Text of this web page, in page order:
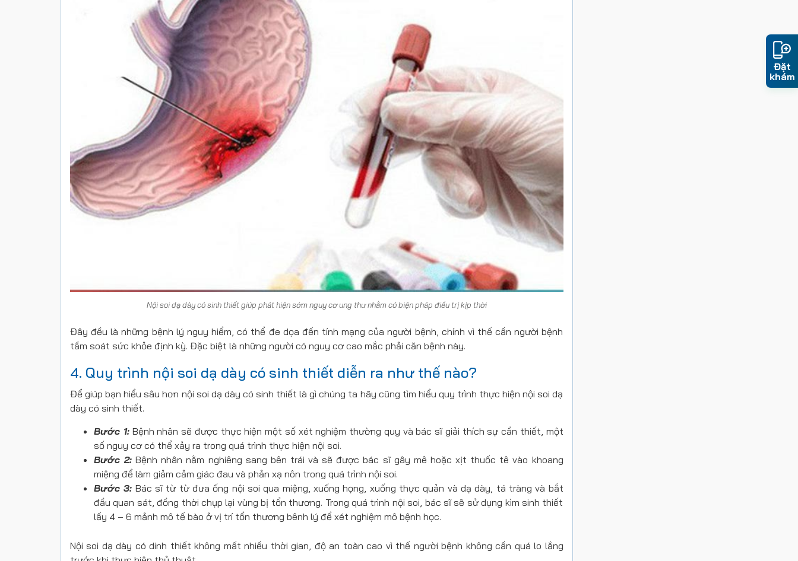
Nội soi dạ dày có sinh thiết giúp phát hiện sớm nguy cơ ung thư nhằm có biện pháp điều trị kịp thời
Đây đều là những bệnh lý nguy hiểm, có thể đe dọa đến tính mạng của người bệnh, chính vì thế cần người bệnh
tầm soát sức khỏe định kỳ. Đặc biệt là những người có nguy cơ cao mắc phải căn bệnh này.
4. Quy trình nội soi dạ dày có sinh thiết diễn ra như thế nào?
Để giúp bạn hiểu sâu hơn nội soi dạ dày có sinh thiết là gì chúng ta hãy cũng tìm hiểu quy trình thực hiện nội soi dạ
dày có sinh thiết.
Bước 1:Bệnh nhân sẽ được thực hiện một số xét nghiệm thường quy và bác sĩ giải thích sự cần thiết, một
số nguy cơ có thể xảy ra trong quá trình thực hiện nội soi.
Bước 2: Bệnh nhân nằm nghiêng sang bên trái và sẽ được bác sĩ gây mê hoặc xịt thuốc tê vào khoang
miệng để làm giảm cảm giác đau và phản xạ nôn trong quá trình nội soi.
Bước 3: Bác sĩ từ từ đưa ống nội soi qua miệng, xuống họng, xuống thực quản và dạ dày, tá tràng và bắt
đầu quan sát, đồng thời chụp lại vùng bị tổn thương. Trong quá trình nội soi, bác sĩ sẽ sử dụng kìm sinh thiết
lấy 4 – 6 mảnh mô tế bào ở vị trí tổn thương bênh lý để xét nghiệm mô bệnh học.
Nội soi dạ dày có dinh thiết không mất nhiều thời gian, độ an toàn cao vì thế người bệnh không cần quá lo lắng
Đặt
khám